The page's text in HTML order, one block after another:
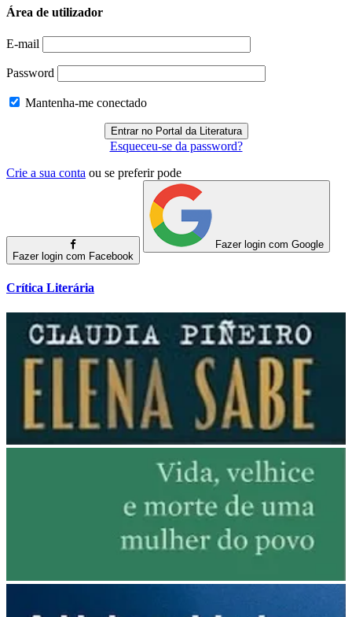
Área de utilizador
E-mail
Password
Mantenha-me conectado
Esqueceu-se da password?
Crie a sua conta ou se preferir pode
Fazer login com Facebook
Fazer login com Google
Crítica Literária